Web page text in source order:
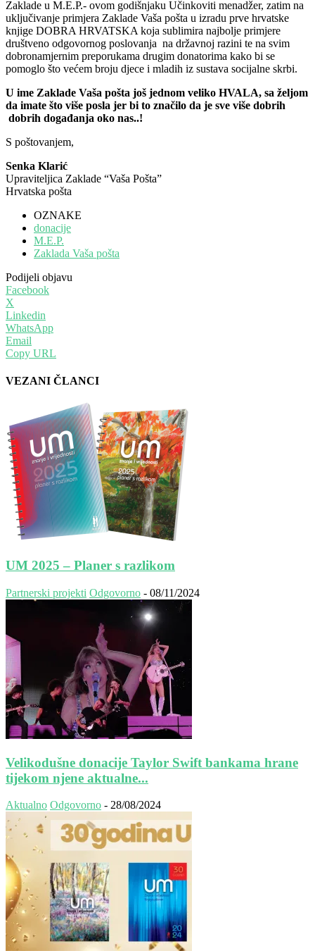
Zaklade u M.E.P.- ovom godišnjaku Učinkoviti menadžer, zatim na
uključivanje primjera Zaklade Vaša pošta u izradu prve hrvatske
knjige DOBRA HRVATSKA koja sublimira najbolje primjere
društveno odgovornog poslovanja na državnoj razini te na svim
dobronamjernim preporukama drugim donatorima kako bi se
pomoglo što većem broju djece i mladih iz sustava socijalne skrbi.
U ime Zaklade Vaša pošta još jednom veliko HVALA, sa željom
da imate što više posla jer bi to značilo da je sve više dobrih
dobrih događanja oko nas..!
S poštovanjem,
Senka Klarić
Upraviteljica Zaklade “Vaša Pošta”
Hrvatska pošta
OZNAKE
donacije
M.E.P.
Zaklada Vaša pošta
Podijeli objavu
Facebook
X
Linkedin
WhatsApp
Email
Copy URL
VEZANI ČLANCI
UM 2025 – Planer s razlikom
Partnerski projekti Odgovorno - 08/11/2024
Velikodušne donacije Taylor Swift bankama hrane
tijekom njene aktualne...
Aktualno Odgovorno - 28/08/2024